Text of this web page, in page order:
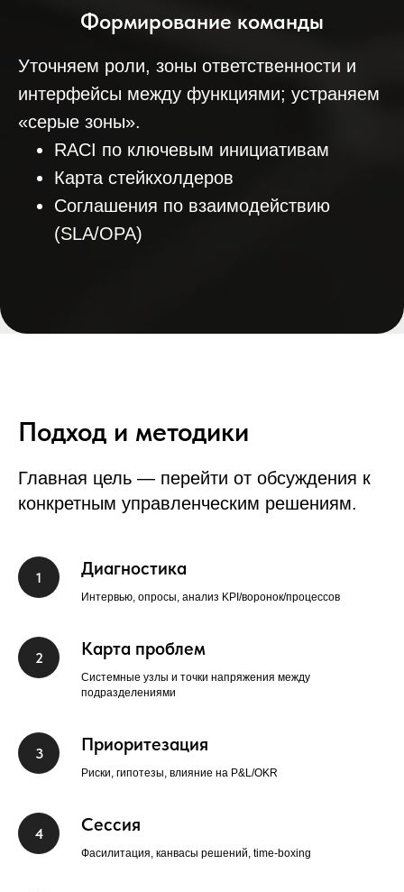
Формирование команды
Уточняем роли, зоны ответственности и
интерфейсы между функциями; устраняем
«серые зоны».
RACI по ключевым инициативам
Карта стейкхолдеров
Соглашения по взаимодействию
(SLA/OPA)
Подход и методики
Главная цель — перейти от обсуждения к
конкретным управленческим решениям.
Диагностика
Интервью, опросы, анализ KPI/воронок/процессов
Карта проблем
Системные узлы и точки напряжения между
подразделениями
Приоритезация
Риски, гипотезы, влияние на P&L/OKR
Сессия
Фасилитация, канвасы решений, time‑boxing